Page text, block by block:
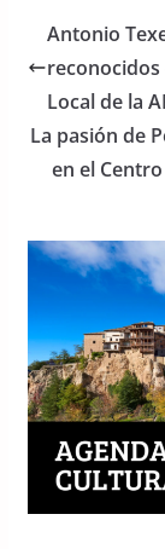
e
b
o
o
k
Antonio
reconocidos
Local de la
La pasión de
en el